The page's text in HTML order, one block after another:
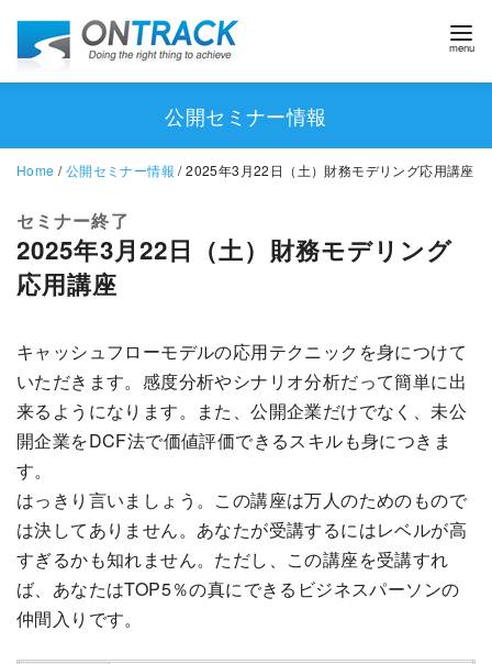
公開セミナー情報
Home /公開セミナー情報 / 2025年3月22日（土）財務モデリング応用講座
セミナー終了
2025年3月22日（土）財務モデリング
応用講座
キャッシュフローモデルの応用テクニックを身につけて
いただきます。感度分析やシナリオ分析だって簡単に出
来るようになります。また、公開企業だけでなく、未公
開企業をDCF法で価値評価できるスキルも身につきま
す。
はっきり言いましょう。この講座は万人のためのもので
は決してありません。あなたが受講するにはレベルが高
すぎるかも知れません。ただし、この講座を受講すれ
ば、あなたはTOP5％の真にできるビジネスパーソンの
仲間入りです。